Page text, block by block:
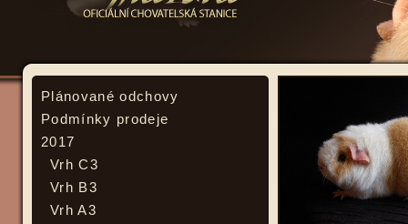
Plánované odchovy
Podmínky prodeje
2017
Vrh C3
Vrh B3
Vrh A3